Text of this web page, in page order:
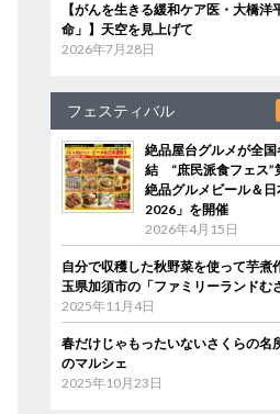
【がんを生きる緩和ケア医・大橋洋
命」】天空を見上げて
2026年7月28日
フェスティバル
絶品屋台グルメが全
結 “庶民派食フェス”
絶品グルメビール＆日
2026」を開催
2026年4月15日
自分で収穫した秋野菜を使って芋
玉県加須市の「ファミリーランドむ
2025年11月4日
春だけじゃもったいないさくらの名
のマルシェ
2025年10月23日